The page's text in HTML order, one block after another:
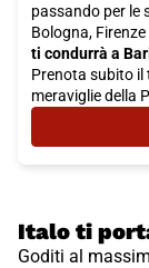
passando per le
Bologna,
ti condurrà a
Prenota subito il
meraviglie della
Italo ti
Goditi al